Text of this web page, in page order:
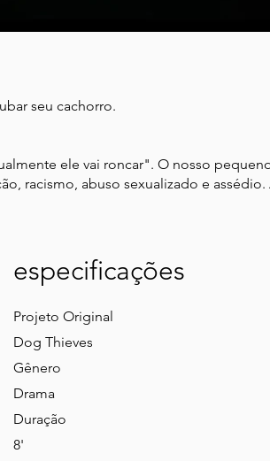
seu cachorro.
ele vai roncar". O nosso
racismo, abuso sexualizado e
especificações
Projeto Original
Dog Thieves
Gênero
Drama
Duração
8'